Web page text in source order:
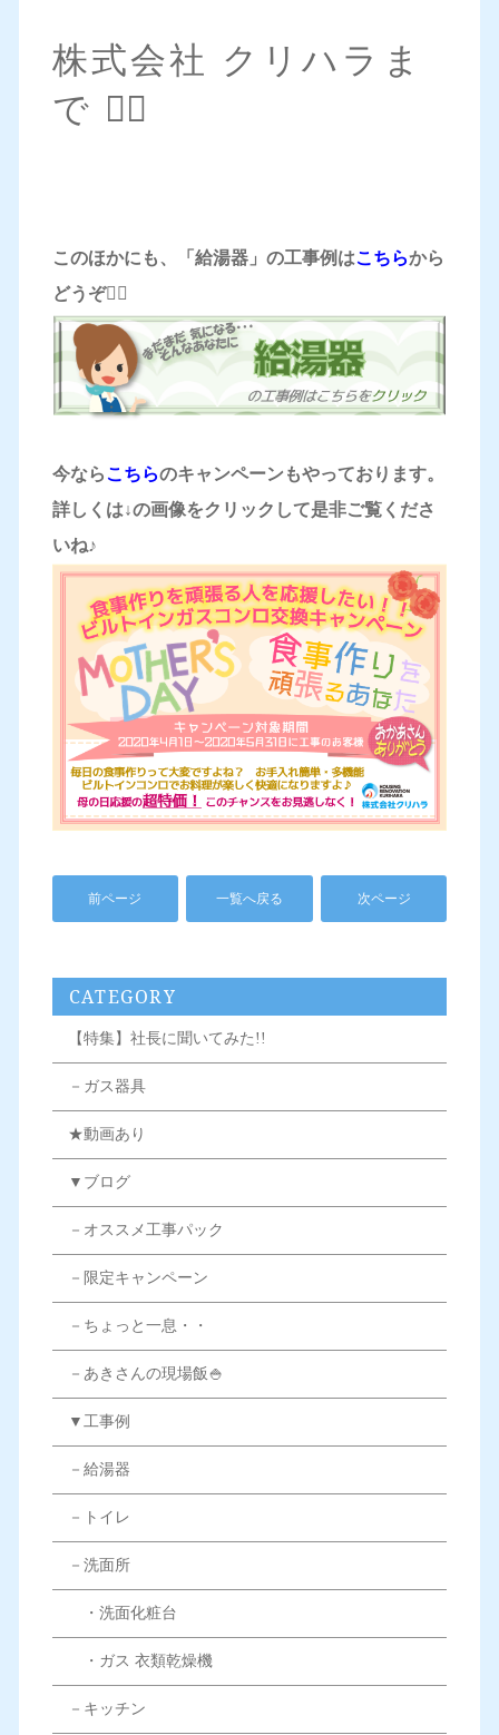
株式会社 クリハラま
で 💁‍♀️
このほかにも、「給湯器」の工事例はこちらから
どうぞ💁‍♀️
今ならこちらのキャンペーンもやっております。
詳しくは↓の画像をクリックして是非ご覧くださ
いね♪
前ページ 一覧へ戻る 次ページ
CATEGORY
【特集】社長に聞いてみた!!
－ガス器具
★動画あり
▼ブログ
－オススメ工事パック
－限定キャンペーン
－ちょっと一息・・
－あきさんの現場飯🍚
▼工事例
－給湯器
－トイレ
－洗面所
・洗面化粧台
・ガス 衣類乾燥機
－キッチン